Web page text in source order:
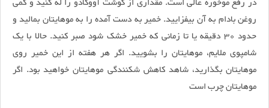
روغن بادام به آن بیفزایید. خمیر به دست آمده را به موهایتان بمالید و
حدود 30 دقیقه یا تا زمانی که خمیر خشک شود صبر کنید. حالا با یک
شامپوی ملایم، موهایتان را بشویید. اگر هر هفته از این خمیر روی
موهایتان بگذارید، شاهد کاهش شکنندگی موهایتان خواهید بود. اگر
موهایتان چرب است